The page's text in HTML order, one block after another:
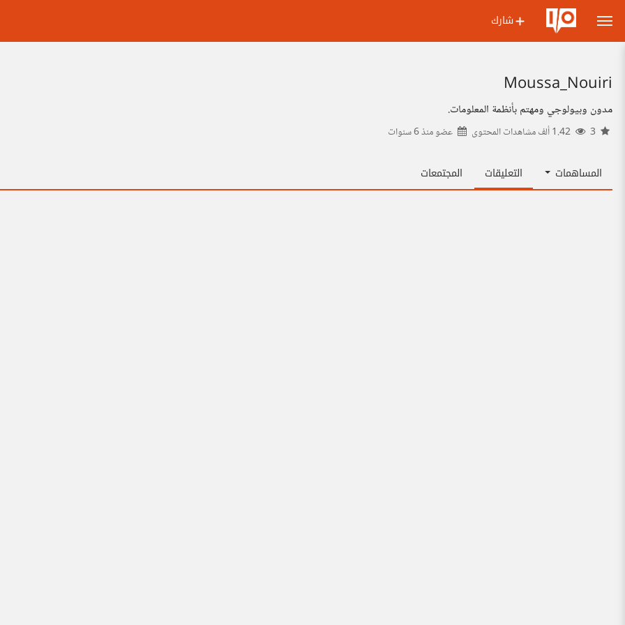
شارك
Moussa_Nouiri
مدون وبيولوجي ومهتم بأنظمة المعلومات.
عضو منذ6 سنوات
المساهمات التعليقات المجتمعات